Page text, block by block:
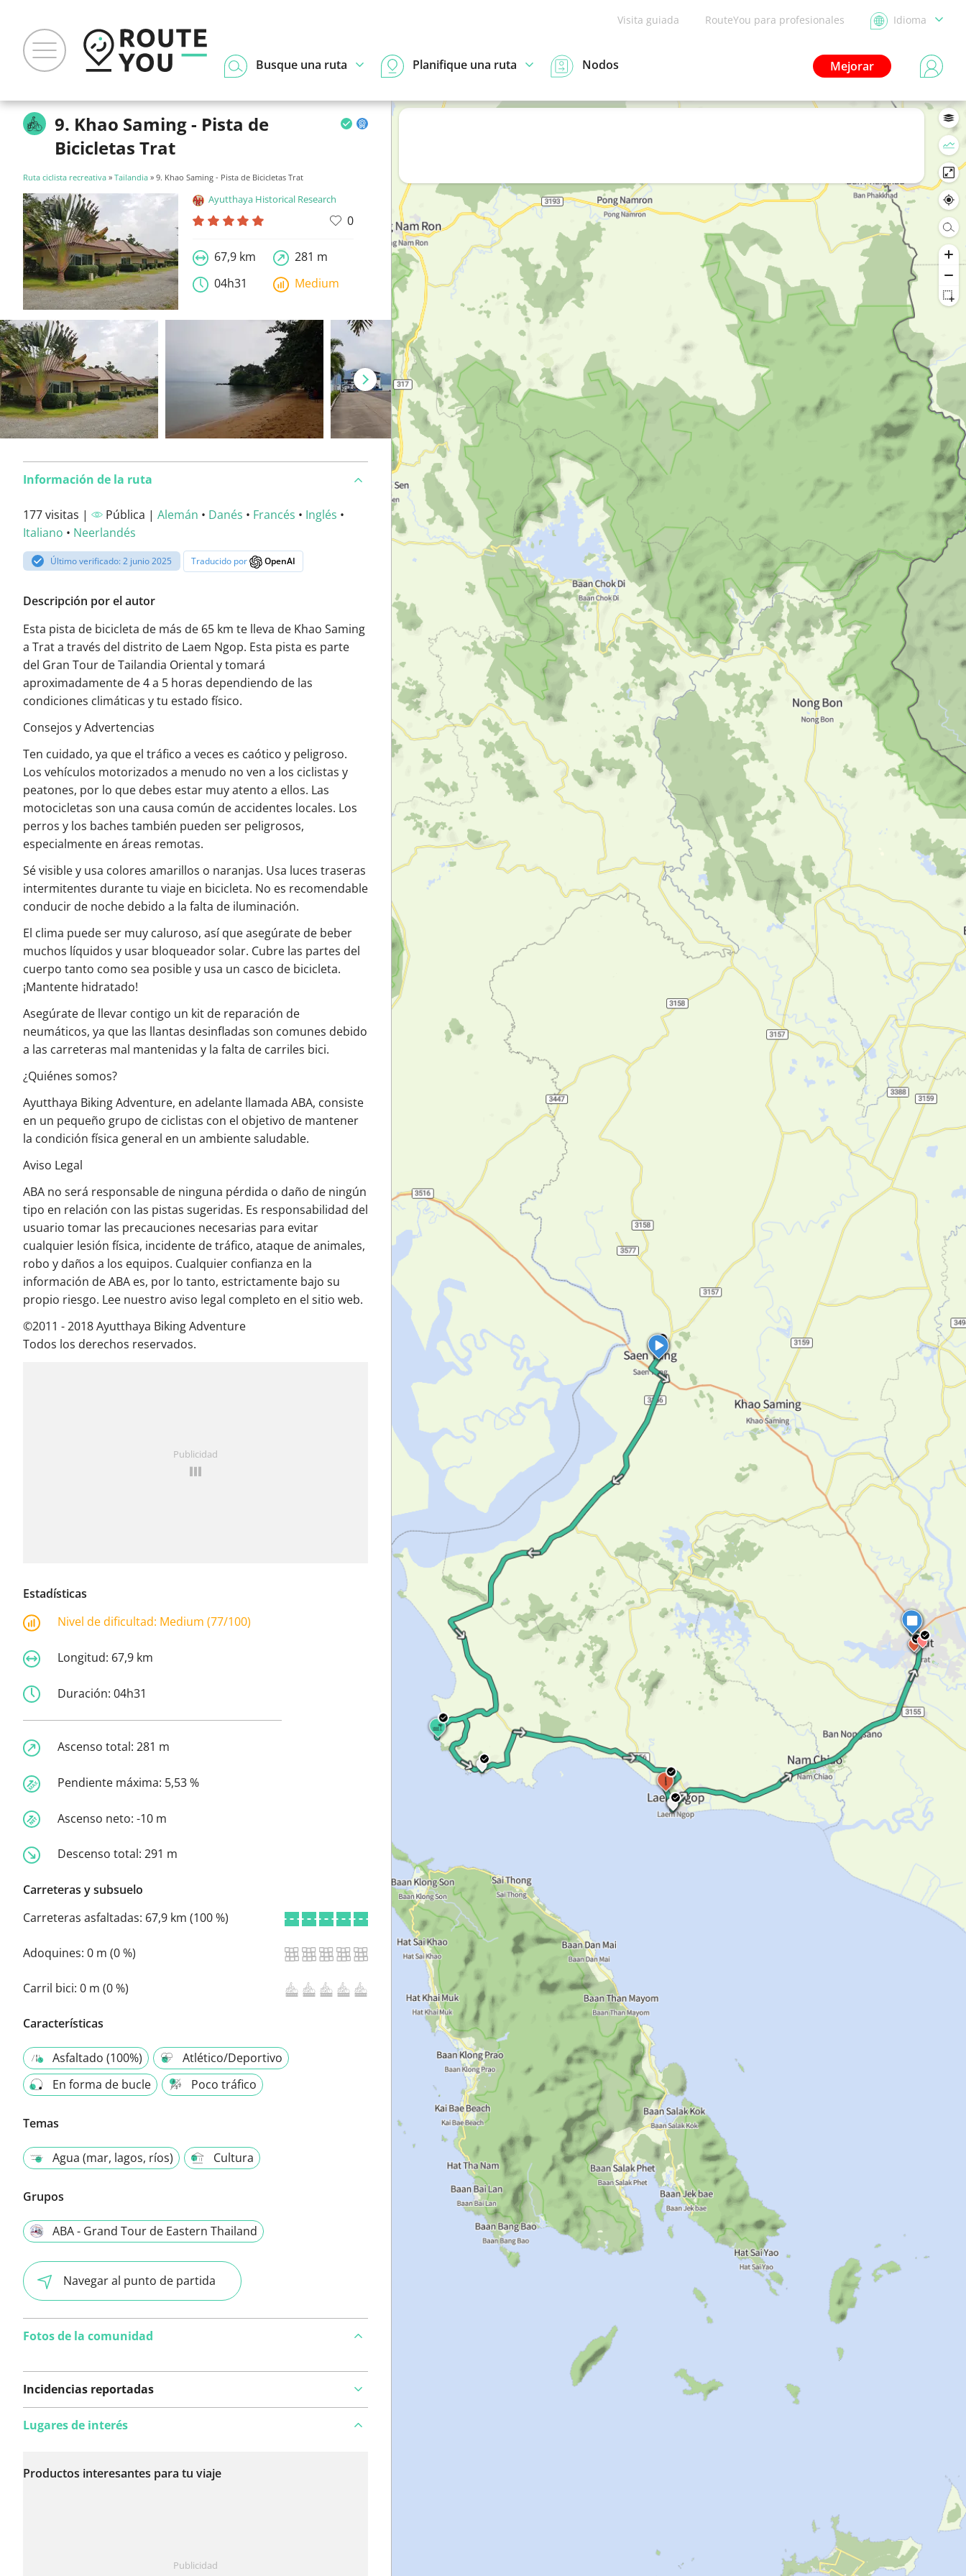
Visita guiada RouteYou para profesionales Idioma
Mejorar
Busque una ruta Planifique una ruta Nodos
9. Khao Saming - Pista de
Bicicletas Trat
Ruta ciclista recreativa » Tailandia » 9. Khao Saming - Pista de Bicicletas Trat
Ayutthaya Historical Research
0
67,9 km
281 m
04h31
Medium
Información de la ruta
177 visitas | Pública | Alemán • Danés • Francés • Inglés •
Italiano • Neerlandés
Último verificado: 2 junio 2025 Traducido por OpenAI
Descripción por el autor
Esta pista de bicicleta de más de 65 km te lleva de Khao Saming
a Trat a través del distrito de Laem Ngop. Esta pista es parte
del Gran Tour de Tailandia Oriental y tomará
aproximadamente de 4 a 5 horas dependiendo de las
condiciones climáticas y tu estado físico.
Consejos y Advertencias
Ten cuidado, ya que el tráfico a veces es caótico y peligroso.
Los vehículos motorizados a menudo no ven a los ciclistas y
peatones, por lo que debes estar muy atento a ellos. Las
motocicletas son una causa común de accidentes locales. Los
perros y los baches también pueden ser peligrosos,
especialmente en áreas remotas.
Sé visible y usa colores amarillos o naranjas. Usa luces traseras
intermitentes durante tu viaje en bicicleta. No es recomendable
conducir de noche debido a la falta de iluminación.
El clima puede ser muy caluroso, así que asegúrate de beber
muchos líquidos y usar bloqueador solar. Cubre las partes del
cuerpo tanto como sea posible y usa un casco de bicicleta.
¡Mantente hidratado!
Asegúrate de llevar contigo un kit de reparación de
neumáticos, ya que las llantas desinfladas son comunes debido
a las carreteras mal mantenidas y la falta de carriles bici.
¿Quiénes somos?
Ayutthaya Biking Adventure, en adelante llamada ABA, consiste
en un pequeño grupo de ciclistas con el objetivo de mantener
la condición física general en un ambiente saludable.
Aviso Legal
ABA no será responsable de ninguna pérdida o daño de ningún
tipo en relación con las pistas sugeridas. Es responsabilidad del
usuario tomar las precauciones necesarias para evitar
cualquier lesión física, incidente de tráfico, ataque de animales,
robo y daños a los equipos. Cualquier confianza en la
información de ABA es, por lo tanto, estrictamente bajo su
propio riesgo. Lee nuestro aviso legal completo en el sitio web.
©2011 - 2018 Ayutthaya Biking Adventure
Todos los derechos reservados.
Publicidad
Estadísticas
Nivel de dificultad: Medium (77/100)
Longitud: 67,9 km
Duración: 04h31
Ascenso total: 281 m
Pendiente máxima: 5,53 %
Ascenso neto: -10 m
Descenso total: 291 m
Carreteras y subsuelo
Carreteras asfaltadas: 67,9 km (100 %)
Adoquines: 0 m (0 %)
Carril bici: 0 m (0 %)
Características
Asfaltado (100%)
Atlético/Deportivo
En forma de bucle
Poco tráfico
Temas
Agua (mar, lagos, ríos) Cultura
Grupos
ABA - Grand Tour de Eastern Thailand
Navegar al punto de partida
Fotos de la comunidad
Incidencias reportadas
reportado incidencias
Lugares de interés
Productos interesantes para tu viaje
Publicidad